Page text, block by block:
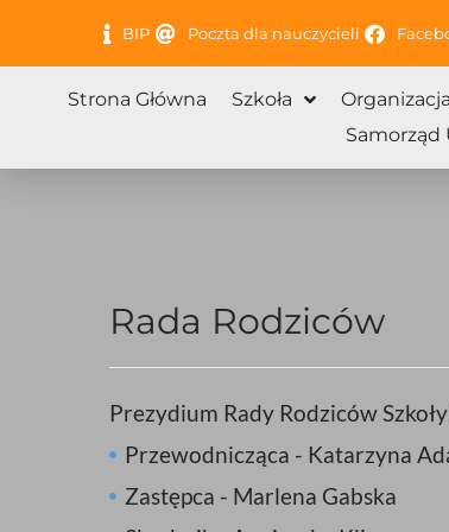
BIP Poczta dla nauczycieli
Strona Główna Szkoła
Samorząd
Rada Rodziców
Prezydium Rady Rodziców
Przewodnicząca - Katarzyna
Zastępca - Marlena Gabska